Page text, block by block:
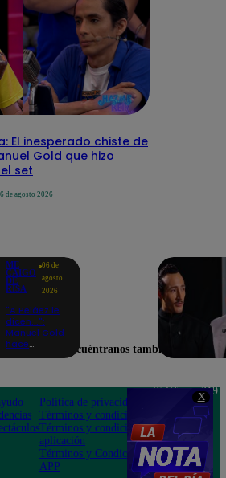
X
El inesperado chiste de
Gold que hizo
set
de agosto 2026
ME
CAIGO
DE
RISA
06 de
agosto
2026
"A Peláez le
dicen...":
Manuel Gold
hace
de contar el
chiste
Encuéntranos también en
Política de privacidad
Términos y condiciones
Términos y condiciones
aplicación
Términos y Condiciones
APP
Teléfono: 219
Av. San
Felipe 968
Jesús María